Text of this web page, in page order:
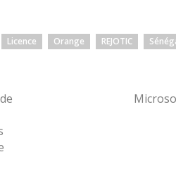
Licence Orange REJOTIC